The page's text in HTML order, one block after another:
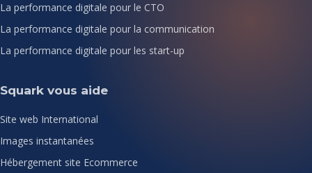
La performance digitale pour le CTO
La performance digitale pour la communication
La performance digitale pour les start-up
Squark vous aide
Site web International
Images instantanées
Hébergement site Ecommerce